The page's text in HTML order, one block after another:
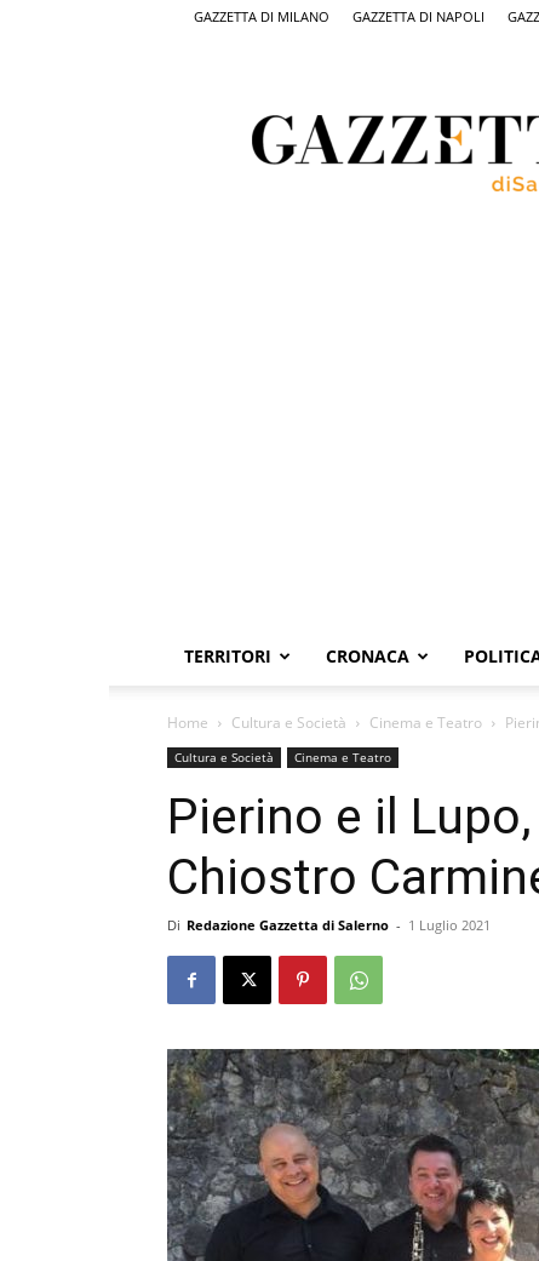
GAZZETTA DI MILANO GAZZETTA DI NAPOLI
Salerno,
il
quotidiano
TERRITORI CRONACA
Home Cultura e Società Cinema e Teatro
Cultura e Società Cinema e Teatro
Pierino e il
Chiostro
Di Redazione Gazzetta di Salerno - 1 Luglio 2021